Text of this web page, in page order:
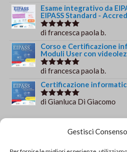
Gestisci
Esame integrativo da
EIPASS Standard -
Valutato5
di francesca paola b.
Corso e Certificazione
Moduli User con
Valutato5
di francesca paola b.
Certificazione
Valutato5
di Gianluca Di Giacomo